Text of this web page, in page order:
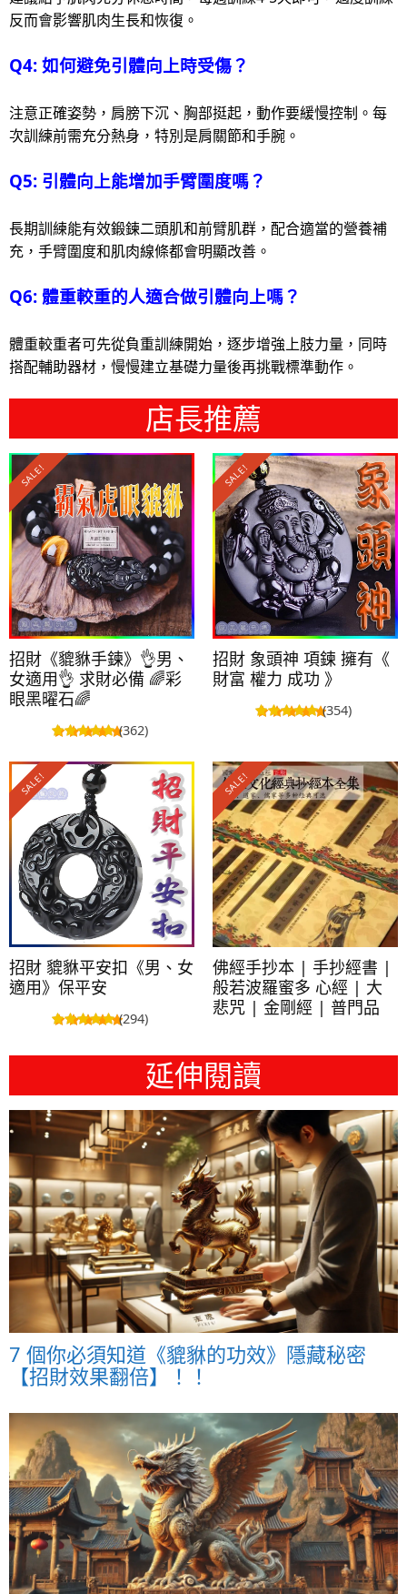
反而會影響肌肉生長和恢復。
Q4: 如何避免引體向上時受傷？
注意正確姿勢，肩膀下沉、胸部挺起，動作要緩慢控制。每
次訓練前需充分熱身，特別是肩關節和手腕。
Q5: 引體向上能增加手臂圍度嗎？
長期訓練能有效鍛鍊二頭肌和前臂肌群，配合適當的營養補
充，手臂圍度和肌肉線條都會明顯改善。
Q6: 體重較重的人適合做引體向上嗎？
體重較重者可先從負重訓練開始，逐步增強上肢力量，同時
搭配輔助器材，慢慢建立基礎力量後再挑戰標準動作。
店長推薦
SALE!
招財《貔貅手鍊》👌男、
女適用👌 求財必備 🌈彩
眼黑曜石🌈
(362)
SALE!
招財 象頭神 項鍊 擁有《
財富 權力 成功 》
(354)
SALE!
招財 貔貅平安扣《男、女
適用》保平安
(294)
SALE!
佛經手抄本 | 手抄經書 |
般若波羅蜜多 心經 | 大
悲咒 | 金剛經 | 普門品
延伸閱讀
7 個你必須知道《貔貅的功效》隱藏秘密
【招財效果翻倍】！！